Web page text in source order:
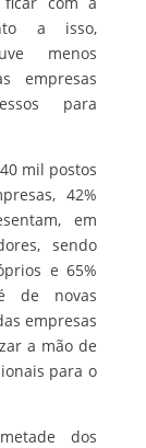
a isso,
menos
empresas
para
mil postos
42%
em
sendo
e 65%
de novas
empresas
a mão de
para o
dos